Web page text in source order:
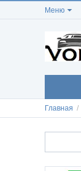
Меню
Главная /